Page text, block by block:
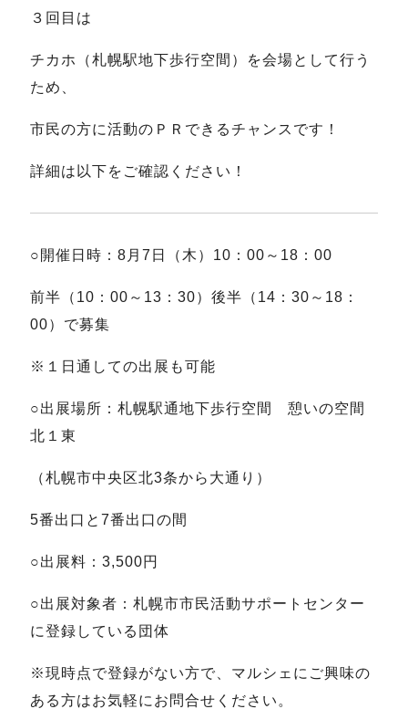
３回目は
チカホ（札幌駅地下歩行空間）を会場として行う
ため、
市民の方に活動のＰＲできるチャンスです！
詳細は以下をご確認ください！
○開催日時：8月7日（木）10：00～18：00
前半（10：00～13：30）後半（14：30～18：
00）で募集
※１日通しての出展も可能
○出展場所：札幌駅通地下歩行空間 憩いの空間
北１東
（札幌市中央区北3条から大通り）
5番出口と7番出口の間
○出展料：3,500円
○出展対象者：札幌市市民活動サポートセンター
に登録している団体
※現時点で登録がない方で、マルシェにご興味の
ある方はお気軽にお問合せください。